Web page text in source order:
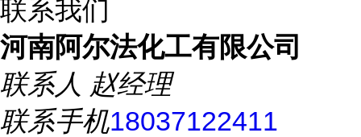
联系我们
河南阿尔法化工有限公司
联系人 赵经理
联系手机18037122411